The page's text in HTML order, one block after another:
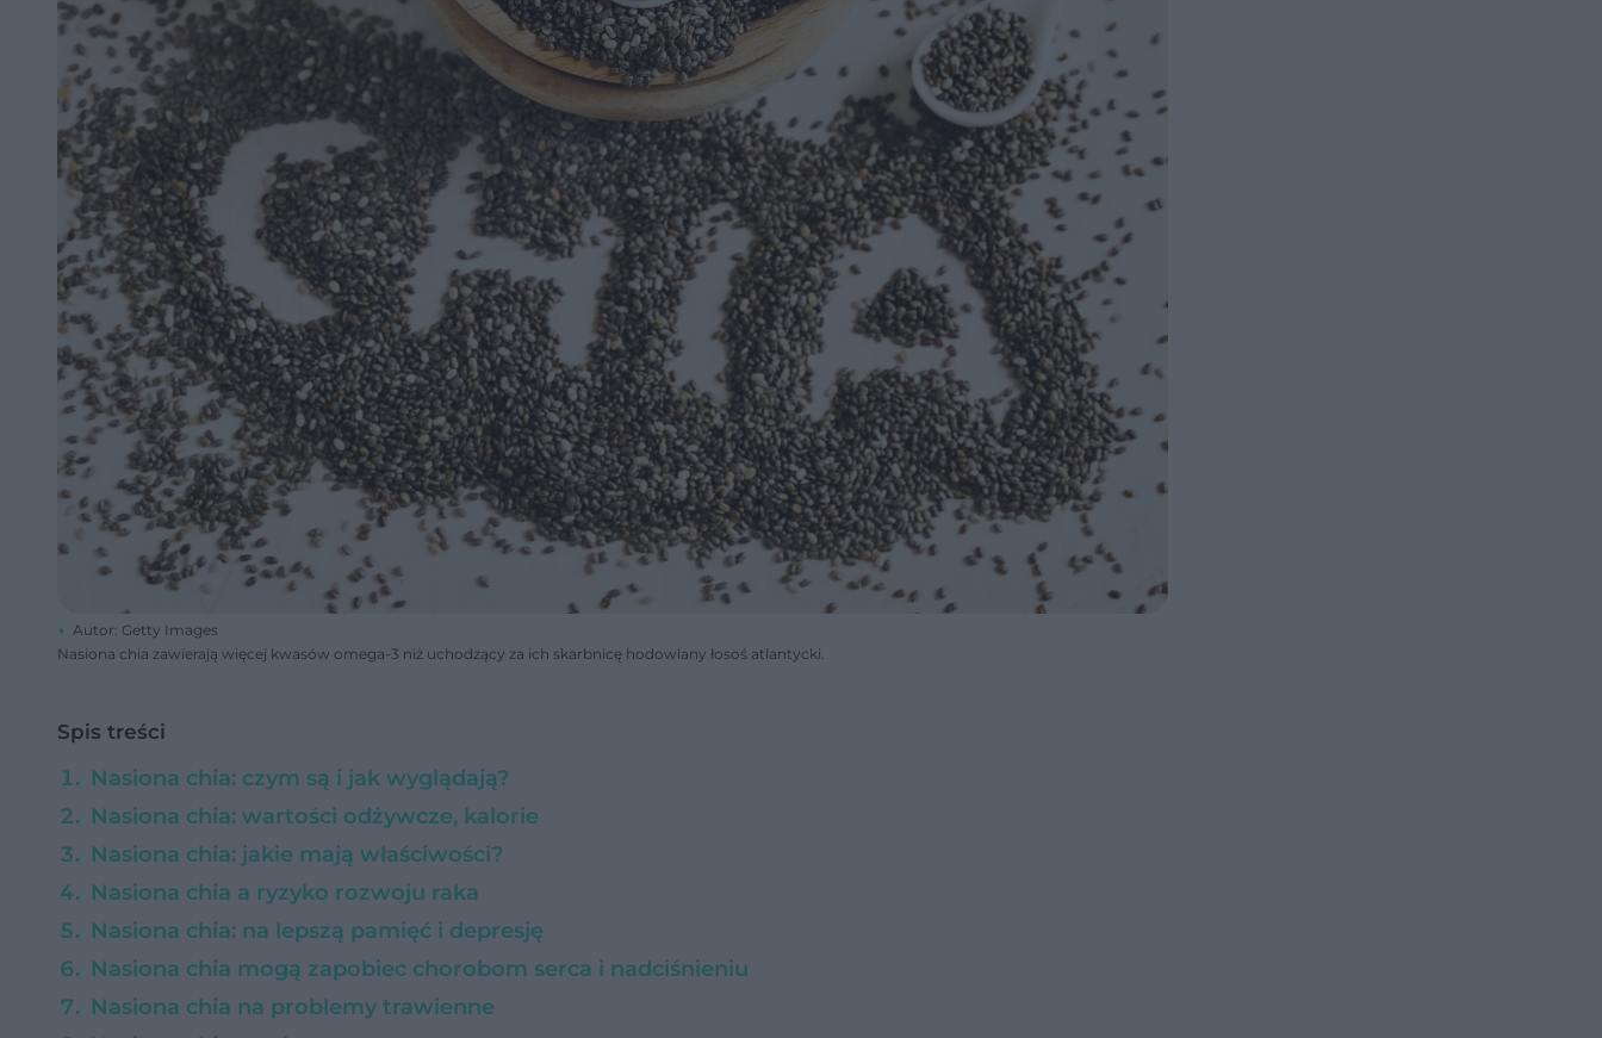
Autor: Getty Images
Nasiona chia zawierają więcej kwasów omega-3 niż uchodzący za ich skarbnicę hodowlany łosoś atlantycki.
Spis treści
Nasiona chia: czym są i jak wyglądają?
Nasiona chia: wartości odżywcze, kalorie
Nasiona chia: jakie mają właściwości?
Nasiona chia a ryzyko rozwoju raka
Nasiona chia: na lepszą pamięć i depresję
Nasiona chia mogą zapobiec chorobom serca i nadciśnieniu
Nasiona chia na problemy trawienne